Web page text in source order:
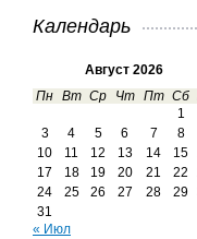
Календарь
Август 2026
Пн Вт Ср Чт Пт Сб
1
3
4 5 6 7 8
10
11 12 13 14 15
17
18 19 20 21 22
24
25 26 27 28 29
31
« Июл